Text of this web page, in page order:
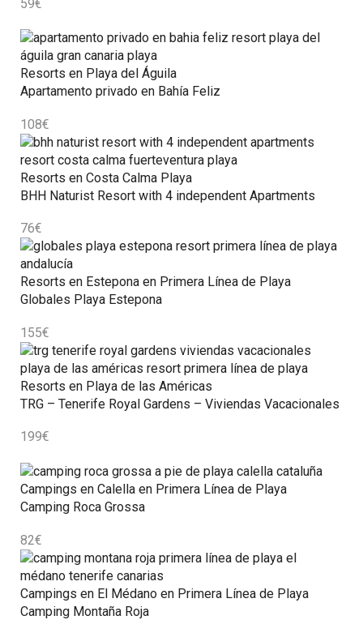
59€
Resorts en Playa del Águila
Apartamento privado en Bahía Feliz
108€
Resorts en Costa Calma Playa
BHH Naturist Resort with 4 independent Apartments
76€
Resorts en Estepona en Primera Línea de Playa
Globales Playa Estepona
155€
Resorts en Playa de las Américas
TRG – Tenerife Royal Gardens – Viviendas Vacacionales
199€
Campings en Calella en Primera Línea de Playa
Camping Roca Grossa
82€
Campings en El Médano en Primera Línea de Playa
Camping Montaña Roja